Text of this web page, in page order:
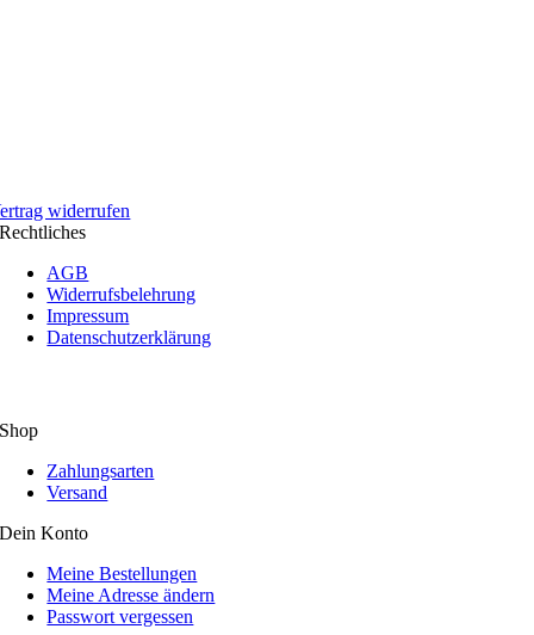
widerrufen
Rechtliches
AGB
Widerrufsbelehrung
Impressum
Datenschutzerklärung
Shop
Zahlungsarten
Versand
Dein Konto
Meine Bestellungen
Meine Adresse ändern
Passwort vergessen